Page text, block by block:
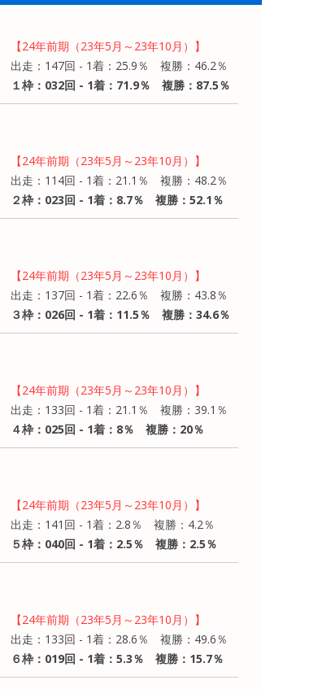
【24年前期（23年5月～23年10月）】
出走：147回 - 1着：25.9％ 複勝：46.2％
１枠：032回 - 1着：71.9％ 複勝：87.5％
【24年前期（23年5月～23年10月）】
出走：114回 - 1着：21.1％ 複勝：48.2％
２枠：023回 - 1着：8.7％ 複勝：52.1％
【24年前期（23年5月～23年10月）】
出走：137回 - 1着：22.6％ 複勝：43.8％
３枠：026回 - 1着：11.5％ 複勝：34.6％
【24年前期（23年5月～23年10月）】
出走：133回 - 1着：21.1％ 複勝：39.1％
４枠：025回 - 1着：8％ 複勝：20％
【24年前期（23年5月～23年10月）】
出走：141回 - 1着：2.8％ 複勝：4.2％
５枠：040回 - 1着：2.5％ 複勝：2.5％
【24年前期（23年5月～23年10月）】
出走：133回 - 1着：28.6％ 複勝：49.6％
６枠：019回 - 1着：5.3％ 複勝：15.7％